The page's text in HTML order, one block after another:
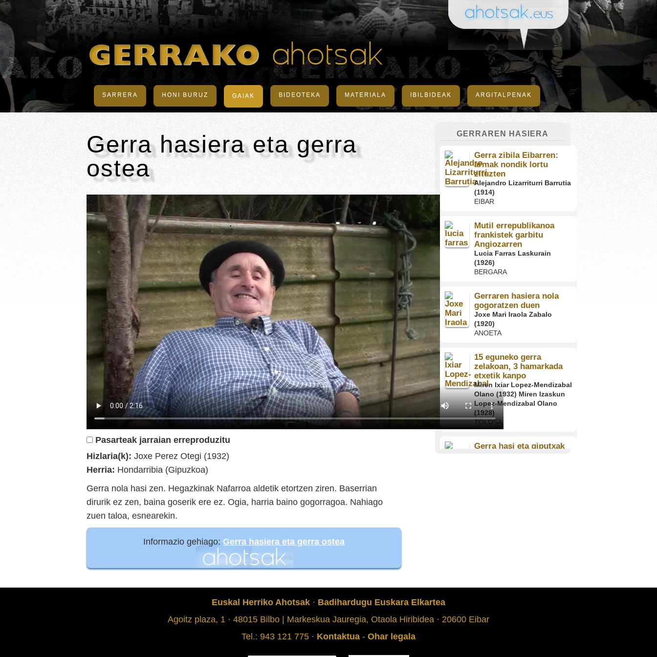
SARRERA HONI BURUZ GAIAK BIDEOTEKA MATERIALA IBILBIDEAK ARGITALPENAK
Gerra hasiera eta gerra
ostea
Pasarteak jarraian erreproduzitu
Hizlaria(k): Joxe Perez Otegi (1932)
Herria: Hondarribia (Gipuzkoa)
Gerra nola hasi zen. Hegazkinak Nafarroa aldetik etortzen ziren. Baserrian
dirurik ez zen, baina goserik ere ez. Ogia, harria baino gogorragoa. Nahiago
zuen taloa, esnearekin.
Informazio gehiago: Gerra hasiera eta gerra ostea
GERRAREN HASIERA
Gerra zibila Eibarren:
armak nondik lortu
zituzten
Alejandro Lizarriturri Barrutia
(1914)
EIBAR
Mutil errepublikanoa
frankistek garbitu
Angiozarren
Lucia Farras Laskurain
(1926)
BERGARA
Gerraren hasiera nola
gogoratzen duen
Joxe Mari Iraola Zabalo
(1920)
ANOETA
15 eguneko gerra
zelakoan, 3 hamarkada
etxetik kanpo
Miren Ixiar Lopez-Mendizabal
Olano (1932) Miren Izaskun
Lopez-Mendizabal Olano
(1928)
TOLOSA
Gerra hasi eta giputxak
Aranburu (1925)
Gerran, Orian oso familia gutxi
Euskal Herriko Ahotsak · Badihardugu Euskara Elkartea
Agoitz plaza, 1 · 48015 Bilbo | Markeskua Jauregia, Otaola Hiribidea · 20600 Eibar
Tel.: 943 121 775 · Kontaktua - Ohar legala